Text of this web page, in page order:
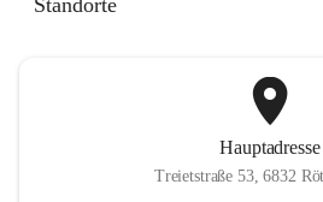
Standorte
Hauptadresse
Treietstraße 53, 6832